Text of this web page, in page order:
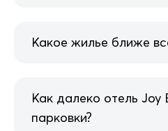
Какое жилье ближе
Как далеко отель Joy
парковки?